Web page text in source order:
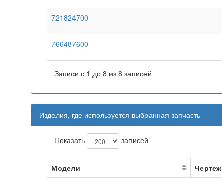
721824700
766487600
Записи с 1 до 8 из 8 записей
Изделия, где используется выбранная запчасть
Показать записей
Модели Чертеж